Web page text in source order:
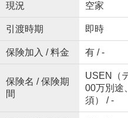
現況 空家
引渡時期 即時
保険加入 / 料金 有 / -
保険名 / 保険期
間
USEN（
00万別途
須） / -